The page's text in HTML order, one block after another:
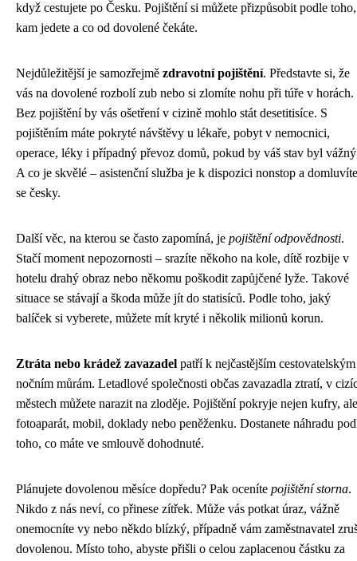
když cestujete po Česku. Pojištění si můžete přizpůsobit podle toho,
kam jedete a co od dovolené čekáte.
Nejdůležitější je samozřejmě zdravotní pojištění. Představte si, že
vás na dovolené rozbolí zub nebo si zlomíte nohu při túře v horách.
Bez pojištění by vás ošetření v cizině mohlo stát desetitisíce. S
pojištěním máte pokryté návštěvy u lékaře, pobyt v nemocnici,
operace, léky i případný převoz domů, pokud by váš stav byl
A co je skvělé – asistenční služba je k dispozici nonstop a domluvíte
se česky.
Další věc, na kterou se často zapomíná, je pojištění odpovědnosti.
Stačí moment nepozornosti – srazíte někoho na kole, dítě rozbije v
hotelu drahý obraz nebo někomu poškodit zapůjčené lyže. Takové
situace se stávají a škoda může jít do statisíců. Podle toho, jaký
balíček si vyberete, můžete mít kryté i několik milionů korun.
Ztráta nebo krádež zavazadel patří k nejčastějším cestovatelským
nočním můrám. Letadlové společnosti občas zavazadla ztratí, v
městech můžete narazit na zloděje. Pojištění pokryje nejen kufry,
fotoaparát, mobil, doklady nebo peněženku. Dostanete náhradu
toho, co máte ve smlouvě dohodnuté.
Plánujete dovolenou měsíce dopředu? Pak oceníte pojištění storna.
Nikdo z nás neví, co přinese zítřek. Může vás potkat úraz, vážně
onemocníte vy nebo někdo blízký, případně vám zaměstnavatel
dovolenou. Místo toho, abyste přišli o celou zaplacenou částku za